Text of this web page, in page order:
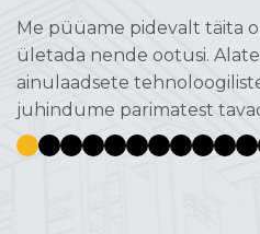
Me püüame pidevalt täita
ületada nende ootusi.
ainulaadsete
juhindume parimatest